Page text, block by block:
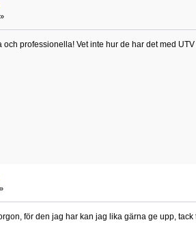
professionella! Vet inte hur de har det med
för den jag har kan jag lika gärna ge upp,